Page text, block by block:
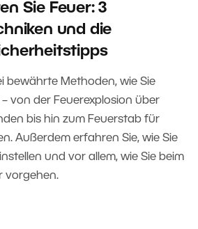
Sie Feuer: 3
und die
bewährte Methoden, wie Sie
von der Feuerexplosion über
bis hin zum Feuerstab für
Außerdem erfahren Sie, wie Sie
und vor allem, wie Sie beim
vorgehen.